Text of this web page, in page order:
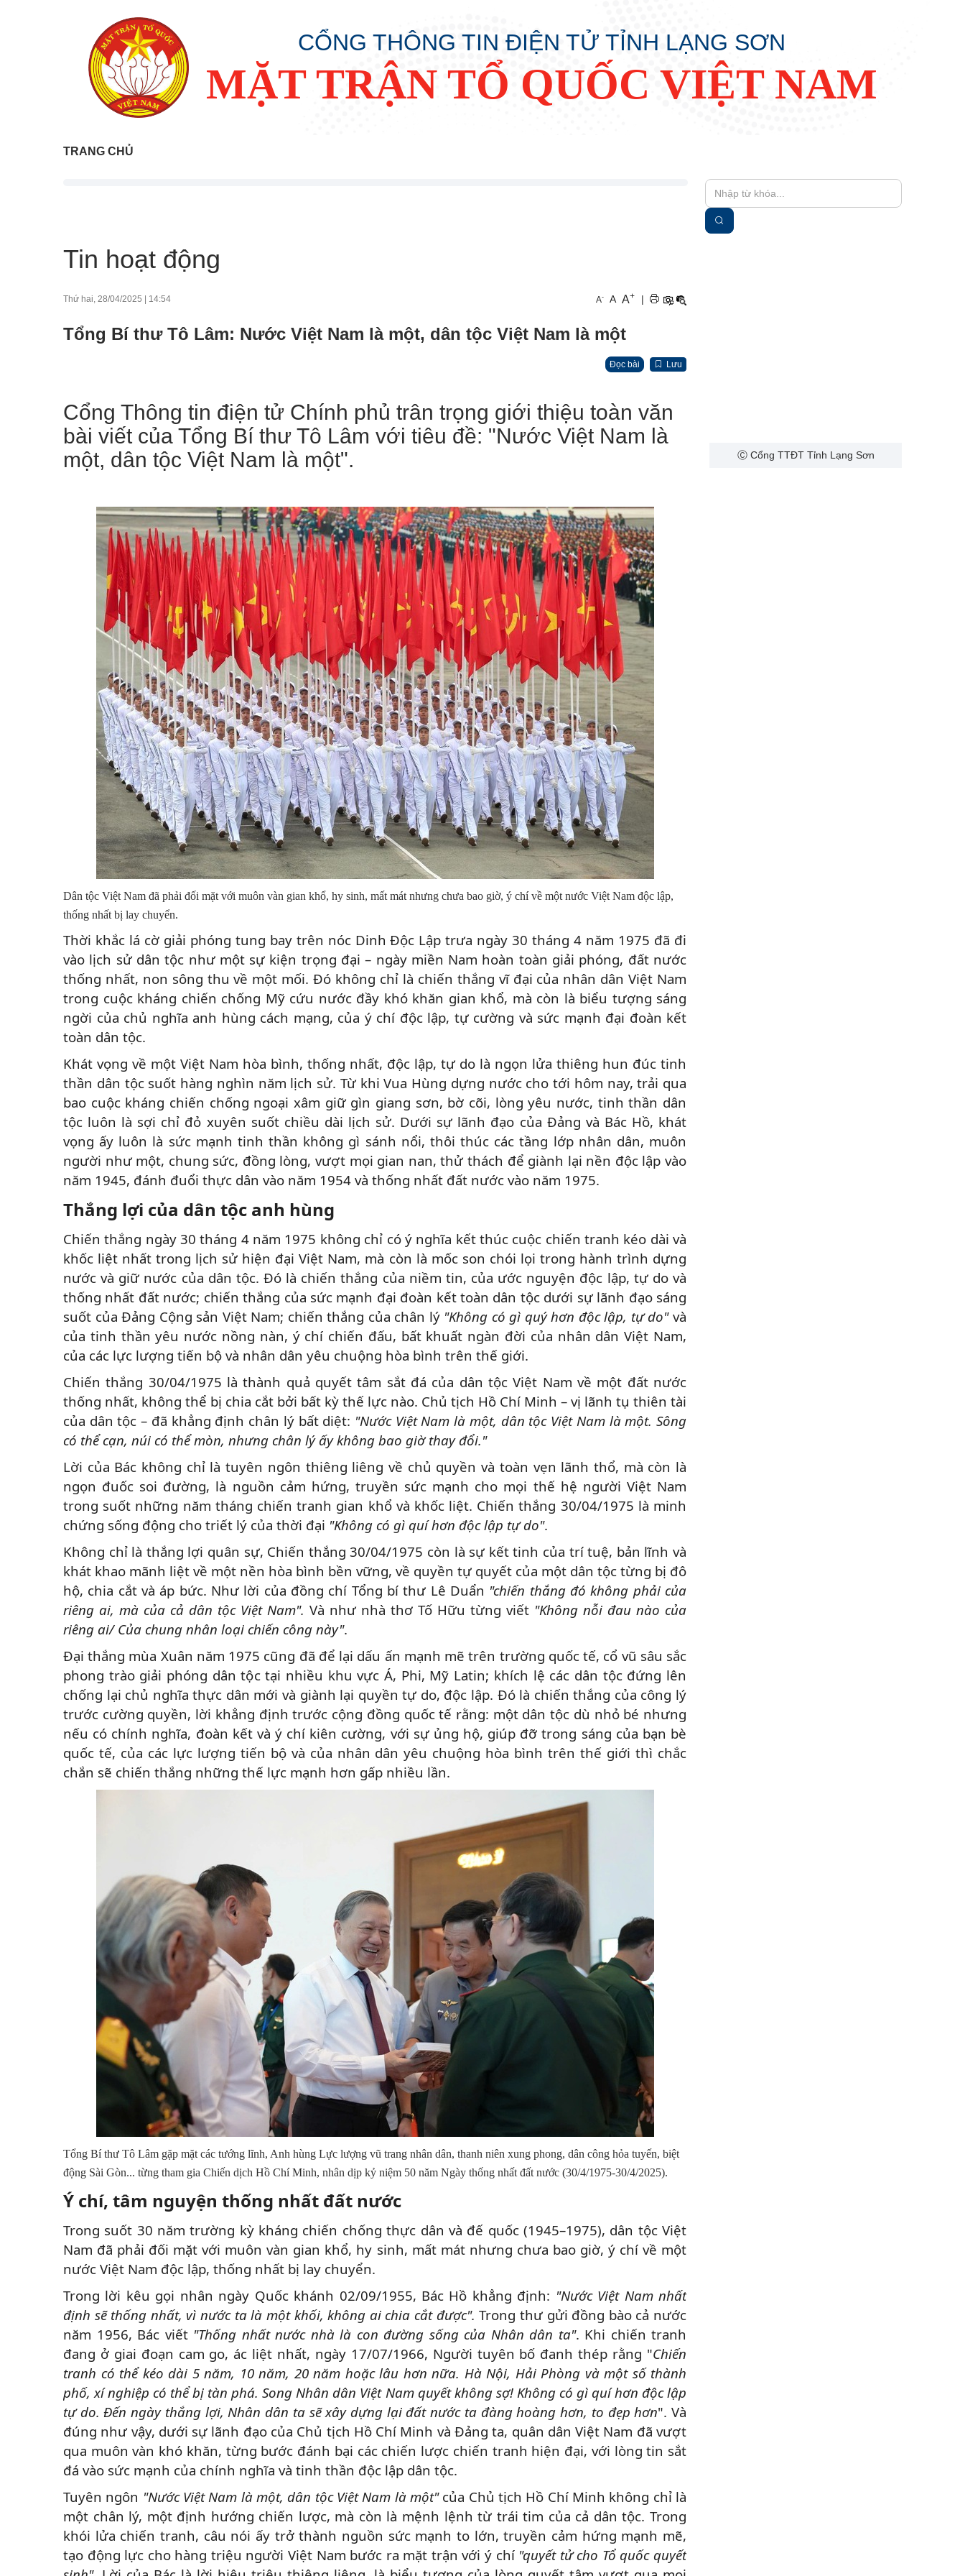
CỔNG THÔNG TIN ĐIỆN TỬ TỈNH LẠNG SƠN
MẶT TRẬN TỔ QUỐC VIỆT NAM
TRANG CHỦ
Tin hoạt động
Thứ hai, 28/04/2025 | 14:54 A- A A+ |
Tổng Bí thư Tô Lâm: Nước Việt Nam là một, dân tộc Việt Nam là một
Đọc bài Lưu
Cổng Thông tin điện tử Chính phủ trân trọng giới thiệu toàn văn
bài viết của Tổng Bí thư Tô Lâm với tiêu đề: "Nước Việt Nam là
một, dân tộc Việt Nam là một".
Dân tộc Việt Nam đã phải đối mặt với muôn vàn gian khổ, hy sinh, mất mát nhưng chưa bao giờ, ý chí về một nước Việt Nam độc lập,
thống nhất bị lay chuyển.
Thời khắc lá cờ giải phóng tung bay trên nóc Dinh Độc Lập trưa ngày 30 tháng 4 năm 1975 đã đi
vào lịch sử dân tộc như một sự kiện trọng đại – ngày miền Nam hoàn toàn giải phóng, đất nước
thống nhất, non sông thu về một mối. Đó không chỉ là chiến thắng vĩ đại của nhân dân Việt Nam
trong cuộc kháng chiến chống Mỹ cứu nước đầy khó khăn gian khổ, mà còn là biểu tượng sáng
ngời của chủ nghĩa anh hùng cách mạng, của ý chí độc lập, tự cường và sức mạnh đại đoàn kết
toàn dân tộc.
Khát vọng về một Việt Nam hòa bình, thống nhất, độc lập, tự do là ngọn lửa thiêng hun đúc tinh
thần dân tộc suốt hàng nghìn năm lịch sử. Từ khi Vua Hùng dựng nước cho tới hôm nay, trải qua
bao cuộc kháng chiến chống ngoại xâm giữ gìn giang sơn, bờ cõi, lòng yêu nước, tinh thần dân
tộc luôn là sợi chỉ đỏ xuyên suốt chiều dài lịch sử. Dưới sự lãnh đạo của Đảng và Bác Hồ, khát
vọng ấy luôn là sức mạnh tinh thần không gì sánh nổi, thôi thúc các tầng lớp nhân dân, muôn
người như một, chung sức, đồng lòng, vượt mọi gian nan, thử thách để giành lại nền độc lập vào
năm 1945, đánh đuổi thực dân vào năm 1954 và thống nhất đất nước vào năm 1975.
Thắng lợi của dân tộc anh hùng
Chiến thắng ngày 30 tháng 4 năm 1975 không chỉ có ý nghĩa kết thúc cuộc chiến tranh kéo dài và
khốc liệt nhất trong lịch sử hiện đại Việt Nam, mà còn là mốc son chói lọi trong hành trình dựng
nước và giữ nước của dân tộc. Đó là chiến thắng của niềm tin, của ước nguyện độc lập, tự do và
thống nhất đất nước; chiến thắng của sức mạnh đại đoàn kết toàn dân tộc dưới sự lãnh đạo sáng
suốt của Đảng Cộng sản Việt Nam; chiến thắng của chân lý "Không có gì quý hơn độc lập, tự do"và
của tinh thần yêu nước nồng nàn, ý chí chiến đấu, bất khuất ngàn đời của nhân dân Việt Nam,
của các lực lượng tiến bộ và nhân dân yêu chuộng hòa bình trên thế giới.
Chiến thắng 30/04/1975 là thành quả quyết tâm sắt đá của dân tộc Việt Nam về một đất nước
thống nhất, không thể bị chia cắt bởi bất kỳ thế lực nào. Chủ tịch Hồ Chí Minh – vị lãnh tụ thiên tài
của dân tộc – đã khẳng định chân lý bất diệt: "Nước Việt Nam là một, dân tộc Việt Nam là một. Sông
có thể cạn, núi có thể mòn, nhưng chân lý ấy không bao giờ thay đổi."
Lời của Bác không chỉ là tuyên ngôn thiêng liêng về chủ quyền và toàn vẹn lãnh thổ, mà còn là
ngọn đuốc soi đường, là nguồn cảm hứng, truyền sức mạnh cho mọi thế hệ người Việt Nam
trong suốt những năm tháng chiến tranh gian khổ và khốc liệt. Chiến thắng 30/04/1975 là minh
chứng sống động cho triết lý của thời đại "Không có gì quí hơn độc lập tự do".
Không chỉ là thắng lợi quân sự, Chiến thắng 30/04/1975 còn là sự kết tinh của trí tuệ, bản lĩnh và
khát khao mãnh liệt về một nền hòa bình bền vững, về quyền tự quyết của một dân tộc từng bị đô
hộ, chia cắt và áp bức. Như lời của đồng chí Tổng bí thư Lê Duẩn "chiến thắng đó không phải của
riêng ai, mà của cả dân tộc Việt Nam". Và như nhà thơ Tố Hữu từng viết "Không nỗi đau nào của
riêng ai/ Của chung nhân loại chiến công này".
Đại thắng mùa Xuân năm 1975 cũng đã để lại dấu ấn mạnh mẽ trên trường quốc tế, cổ vũ sâu sắc
phong trào giải phóng dân tộc tại nhiều khu vực Á, Phi, Mỹ Latin; khích lệ các dân tộc đứng lên
chống lại chủ nghĩa thực dân mới và giành lại quyền tự do, độc lập. Đó là chiến thắng của công lý
trước cường quyền, lời khẳng định trước cộng đồng quốc tế rằng: một dân tộc dù nhỏ bé nhưng
nếu có chính nghĩa, đoàn kết và ý chí kiên cường, với sự ủng hộ, giúp đỡ trong sáng của bạn bè
quốc tế, của các lực lượng tiến bộ và của nhân dân yêu chuộng hòa bình trên thế giới thì chắc
chắn sẽ chiến thắng những thế lực mạnh hơn gấp nhiều lần.
Tổng Bí thư Tô Lâm gặp mặt các tướng lĩnh, Anh hùng Lực lượng vũ trang nhân dân, thanh niên xung phong, dân công hỏa tuyến, biệt
động Sài Gòn... từng tham gia Chiến dịch Hồ Chí Minh, nhân dịp kỷ niệm 50 năm Ngày thống nhất đất nước (30/4/1975-30/4/2025).
Ý chí, tâm nguyện thống nhất đất nước
Trong suốt 30 năm trường kỳ kháng chiến chống thực dân và đế quốc (1945–1975), dân tộc Việt
Nam đã phải đối mặt với muôn vàn gian khổ, hy sinh, mất mát nhưng chưa bao giờ, ý chí về một
nước Việt Nam độc lập, thống nhất bị lay chuyển.
Trong lời kêu gọi nhân ngày Quốc khánh 02/09/1955, Bác Hồ khẳng định: "Nước Việt Nam nhất
định sẽ thống nhất, vì nước ta là một khối, không ai chia cắt được". Trong thư gửi đồng bào cả nước
năm 1956, Bác viết "Thống nhất nước nhà là con đường sống của Nhân dân ta". Khi chiến tranh
đang ở giai đoạn cam go, ác liệt nhất, ngày 17/07/1966, Người tuyên bố đanh thép rằng "Chiến
tranh có thể kéo dài 5 năm, 10 năm, 20 năm hoặc lâu hơn nữa. Hà Nội, Hải Phòng và một số thành
phố, xí nghiệp có thể bị tàn phá. Song Nhân dân Việt Nam quyết không sợ! Không có gì quí hơn độc lập
tự do. Đến ngày thắng lợi, Nhân dân ta sẽ xây dựng lại đất nước ta đàng hoàng hơn, to đẹp hơn". Và
đúng như vậy, dưới sự lãnh đạo của Chủ tịch Hồ Chí Minh và Đảng ta, quân dân Việt Nam đã vượt
qua muôn vàn khó khăn, từng bước đánh bại các chiến lược chiến tranh hiện đại, với lòng tin sắt
đá vào sức mạnh của chính nghĩa và tinh thần độc lập dân tộc.
Tuyên ngôn "Nước Việt Nam là một, dân tộc Việt Nam là một"của Chủ tịch Hồ Chí Minh không chỉ là
một chân lý, một định hướng chiến lược, mà còn là mệnh lệnh từ trái tim của cả dân tộc. Trong
khói lửa chiến tranh, câu nói ấy trở thành nguồn sức mạnh to lớn, truyền cảm hứng mạnh mẽ,
tạo động lực cho hàng triệu người Việt Nam bước ra mặt trận với ý chí "quyết tử cho Tổ quốc quyết
Ⓒ Cổng TTĐT Tỉnh Lạng Sơn